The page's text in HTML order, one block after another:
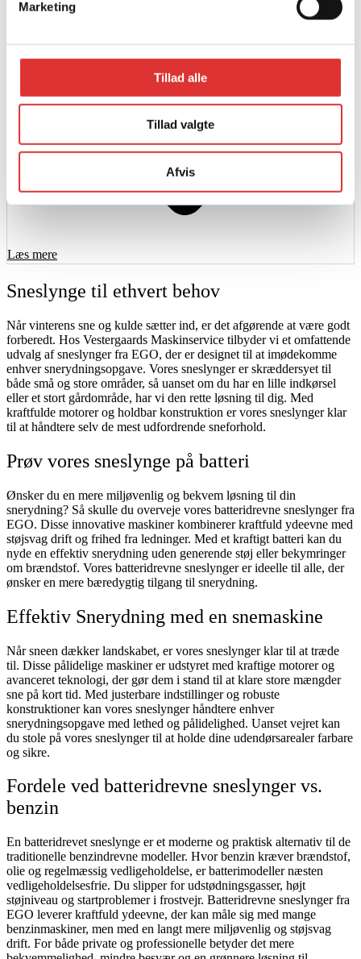
Marketing
Tillad alle
Tillad valgte
Afvis
Læs mere
Sneslynge til ethvert behov
Når vinterens sne og kulde sætter ind, er det afgørende at være godt
forberedt. Hos Vestergaards Maskinservice tilbyder vi et omfattende
udvalg af sneslynger fra EGO, der er designet til at imødekomme
enhver snerydningsopgave. Vores sneslynger er skræddersyet til
både små og store områder, så uanset om du har en lille indkørsel
eller et stort gårdområde, har vi den rette løsning til dig. Med
kraftfulde motorer og holdbar konstruktion er vores sneslynger klar
til at håndtere selv de mest udfordrende sneforhold.
Prøv vores sneslynge på batteri
Ønsker du en mere miljøvenlig og bekvem løsning til din
snerydning? Så skulle du overveje vores batteridrevne sneslynger fra
EGO. Disse innovative maskiner kombinerer kraftfuld ydeevne med
støjsvag drift og frihed fra ledninger. Med et kraftigt batteri kan du
nyde en effektiv snerydning uden generende støj eller bekymringer
om brændstof. Vores batteridrevne sneslynger er ideelle til alle, der
ønsker en mere bæredygtig tilgang til snerydning.
Effektiv Snerydning med en snemaskine
Når sneen dækker landskabet, er vores sneslynger klar til at træde
til. Disse pålidelige maskiner er udstyret med kraftige motorer og
avanceret teknologi, der gør dem i stand til at klare store mængder
sne på kort tid. Med justerbare indstillinger og robuste
konstruktioner kan vores sneslynger håndtere enhver
snerydningsopgave med lethed og pålidelighed. Uanset vejret kan
du stole på vores sneslynger til at holde dine udendørsarealer farbare
og sikre.
Fordele ved batteridrevne sneslynger vs.
benzin
En batteridrevet sneslynge er et moderne og praktisk alternativ til de
traditionelle benzindrevne modeller. Hvor benzin kræver brændstof,
olie og regelmæssig vedligeholdelse, er batterimodeller næsten
vedligeholdelsesfrie. Du slipper for udstødningsgasser, højt
støjniveau og startproblemer i frostvejr. Batteridrevne sneslynger fra
EGO leverer kraftfuld ydeevne, der kan måle sig med mange
benzinmaskiner, men med en langt mere miljøvenlig og støjsvag
drift. For både private og professionelle betyder det mere